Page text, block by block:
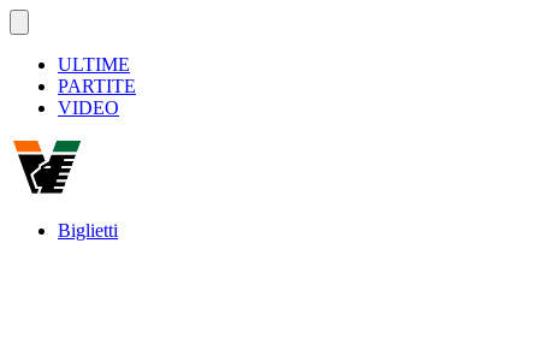
ULTIME
PARTITE
VIDEO
Biglietti